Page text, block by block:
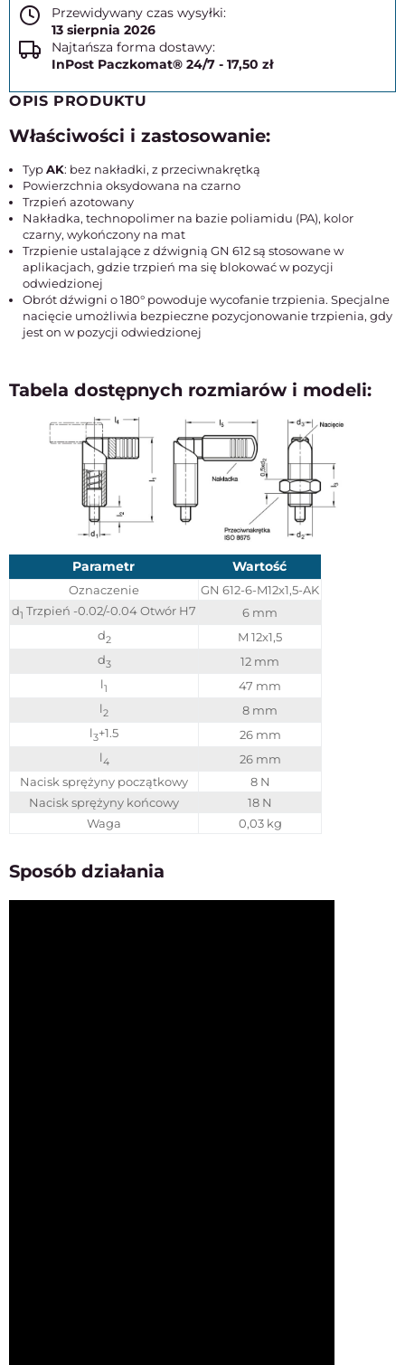
Przewidywany czas wysyłki:
13 sierpnia 2026
Najtańsza forma dostawy:
InPost Paczkomat® 24/7 - 17,50 zł
OPIS PRODUKTU
Właściwości i zastosowanie:
TypAK: bez nakładki, z przeciwnakrętką
Powierzchnia oksydowana na czarno
Trzpień azotowany
Nakładka, technopolimer na bazie poliamidu (PA), kolor
czarny, wykończony na mat
Trzpienie ustalające z dźwignią GN 612 są stosowane w
aplikacjach, gdzie trzpień ma się blokować w pozycji
odwiedzionej
Obrót dźwigni o 180° powoduje wycofanie trzpienia. Specjalne
nacięcie umożliwia bezpieczne pozycjonowanie trzpienia, gdy
jest on w pozycji odwiedzionej
Tabela dostępnych rozmiarów i modeli:
Parametr Wartość
Oznaczenie
GN 612-6-M12x1,5-AK
d1 Trzpień -0.02/-0.04 Otwór H7
6 mm
d2
M 12x1,5
d3
12 mm
l1
47 mm
l2
8 mm
l3+1.5
26 mm
l4
26 mm
Nacisk sprężyny początkowy
8 N
Nacisk sprężyny końcowy
18 N
Waga
0,03 kg
Sposób działania